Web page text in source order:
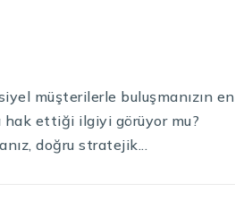
müşterilerle buluşmanızın en
hak ettiği ilgiyi görüyor mu?
doğru stratejik...